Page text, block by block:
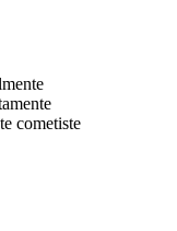
cometiste